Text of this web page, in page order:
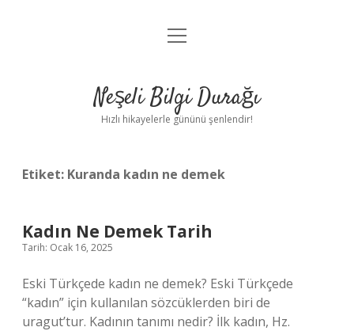
Anasayfa
Yasal Uyarı
menüyü
Neşeli Bilgi Durağı
Hızlı hikayelerle gününü şenlendir!
Etiket: Kuranda kadın ne demek
Kadın Ne Demek Tarih
Tarih: Ocak 16, 2025
Eski Türkçede kadın ne demek? Eski Türkçede
“kadın” için kullanılan sözcüklerden biri de
uragut’tur. Kadının tanımı nedir? İlk kadın, Hz.